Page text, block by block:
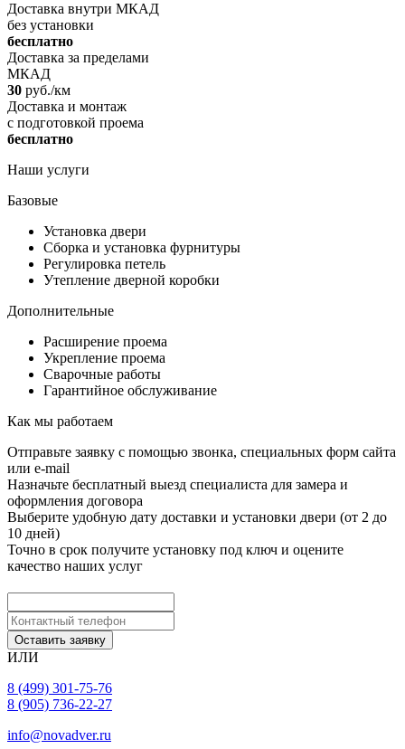
Доставка внутри МКАД
без установки
бесплатно
Доставка за пределами
МКАД
30 руб./км
Доставка и монтаж
c подготовкой проема
бесплатно
Наши услуги
Базовые
Установка двери
Сборка и установка фурнитуры
Регулировка петель
Утепление дверной коробки
Дополнительные
Расширение проема
Укрепление проема
Сварочные работы
Гарантийное обслуживание
Как мы работаем
Отправьте заявку с помощью звонка, специальных форм сайта
или e-mail
Назначьте бесплатный выезд специалиста для замера и
оформления договора
Выберите удобную дату доставки и установки двери (от 2 до
10 дней)
Точно в срок получите установку под ключ и оцените
качество наших услуг
Оставить заявку
ИЛИ
8 (499) 301-75-76
8 (905) 736-22-27
info@novadver.ru